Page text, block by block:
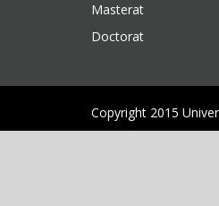
Masterat
Doctorat
Copyright 2015